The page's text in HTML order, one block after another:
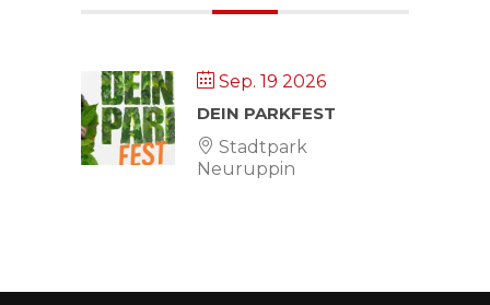
Sep. 19 2026
DEIN PARKFEST
Stadtpark
Neuruppin